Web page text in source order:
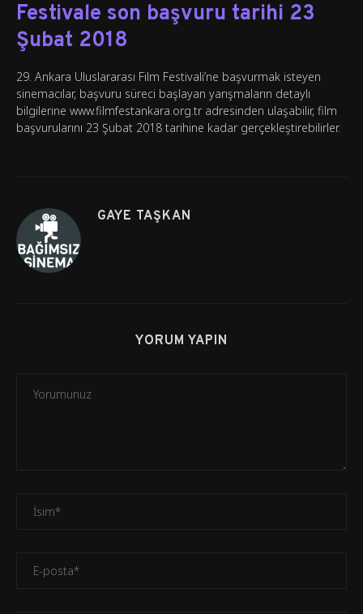
Festivale son başvuru tarihi 23
Şubat 2018
29. Ankara Uluslararası Film Festivali’ne başvurmak isteyen
sinemacılar, başvuru süreci başlayan yarışmaların detaylı
bilgilerine www.filmfestankara.org.tr adresinden ulaşabilir, film
başvurularını 23 Şubat 2018 tarihine kadar gerçekleştirebilirler.
GAYE TAŞKAN
YORUM YAPIN